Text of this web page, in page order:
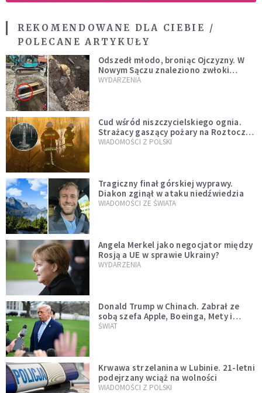
REKOMENDOWANE DLA CIEBIE /
POLECANE ARTYKUŁY
Odszedł młodo, broniąc Ojczyzny. W
Nowym Sączu znaleziono zwłoki
mężczyzny z czasów potopu
WYDARZENIA
Cud wśród niszczycielskiego ognia.
Strażacy gaszący pożary na Roztoczu
opublikowali niezwykłe zdjęcie
WIADOMOŚCI Z POLSKI
Tragiczny finał górskiej wyprawy.
Diakon zginął w ataku niedźwiedzia
WIADOMOŚCI ZE ŚWIATA
Angela Merkel jako negocjator między
Rosją a UE w sprawie Ukrainy?
WYDARZENIA
Donald Trump w Chinach. Zabrał ze
sobą szefa Apple, Boeinga, Mety i
Muska
ŚWIAT
Krwawa strzelanina w Lubinie. 21-letni
podejrzany wciąż na wolności
WIADOMOŚCI Z POLSKI